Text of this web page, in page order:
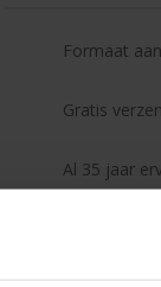
Formaat
Gratis
Al 35 jaar
Duizenden
(lees de